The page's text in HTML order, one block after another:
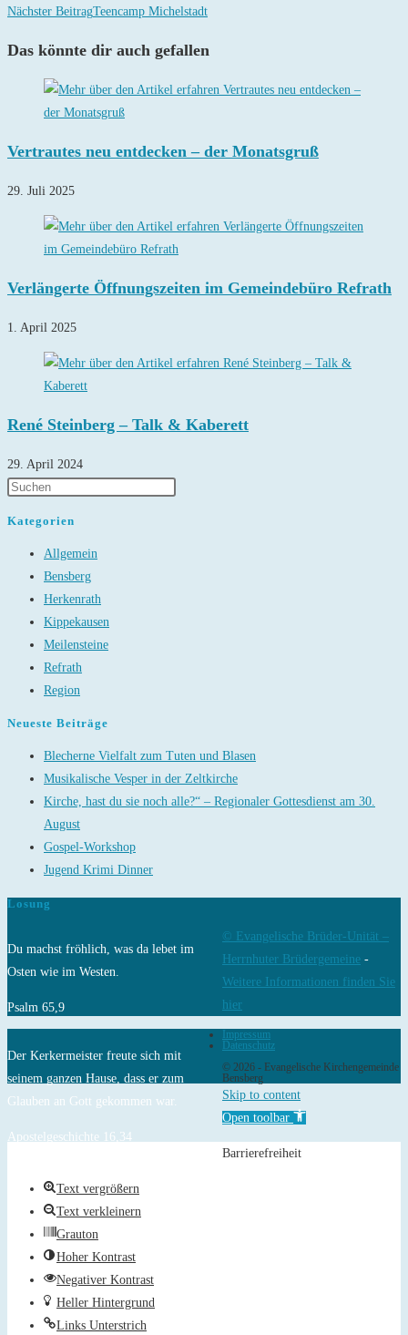
Nächster BeitragTeencamp Michelstadt
Das könnte dir auch gefallen
Vertrautes neu entdecken – der Monatsgruß
29. Juli 2025
Verlängerte Öffnungszeiten im Gemeindebüro Refrath
1. April 2025
René Steinberg – Talk & Kaberett
29. April 2024
Kategorien
Allgemein
Bensberg
Herkenrath
Kippekausen
Meilensteine
Refrath
Region
Neueste Beiträge
Blecherne Vielfalt zum Tuten und Blasen
Musikalische Vesper in der Zeltkirche
Kirche, hast du sie noch alle?“ – Regionaler Gottesdienst am 30.
August
Gospel-Workshop
Jugend Krimi Dinner
Losung
Du machst fröhlich, was da lebet im
Osten wie im Westen.
Psalm 65,9
Der Kerkermeister freute sich mit
seinem ganzen Hause, dass er zum
Glauben an Gott gekommen war.
Apostelgeschichte 16,34
© Evangelische Brüder-Unität –
Herrnhuter Brüdergemeine -
Weitere Informationen finden Sie
hier
Impressum
Datenschutz
© 2026 - Evangelische Kirchengemeinde
Bensberg
Skip to content
Open toolbar
Barrierefreiheit
Text vergrößern
Text verkleinern
Grauton
Hoher Kontrast
Negativer Kontrast
Heller Hintergrund
Links Unterstrich